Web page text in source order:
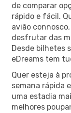
de comparar
rápido e fácil.
avião
desfrutar das
Desde bilhetes
eDreams tem
Quer esteja à
semana rápida
uma estadia
melhores